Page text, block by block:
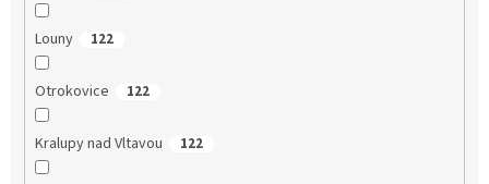
Louny 122
Otrokovice 122
Kralupy nad Vltavou 122